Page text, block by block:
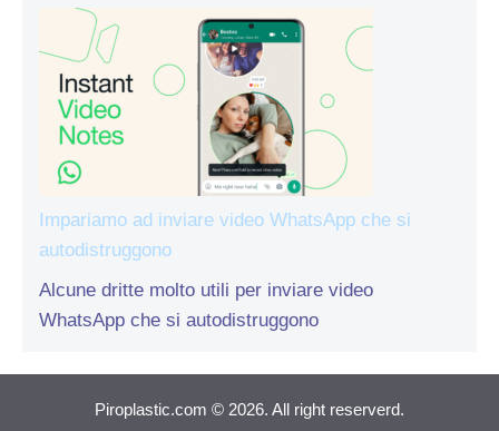
Impariamo ad inviare video WhatsApp che si
autodistruggono
Alcune dritte molto utili per inviare video
WhatsApp che si autodistruggono
Piroplastic.com © 2026. All right reserverd.